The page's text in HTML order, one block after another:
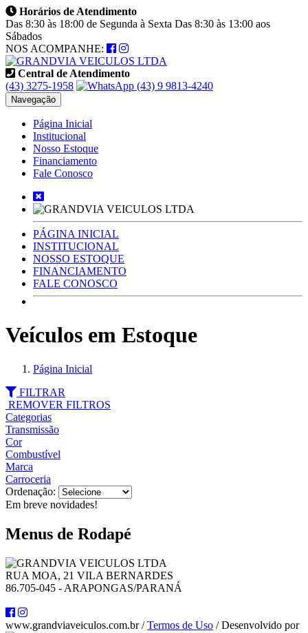
Horários de Atendimento
Das 8:30 às 18:00 de Segunda à Sexta Das 8:30 às 13:00 aos
Sábados
NOS ACOMPANHE:
Central de Atendimento
(43) 3275-1958
(43) 9 9813-4240
Navegação
Página Inicial
Institucional
Nosso Estoque
Financiamento
Fale Conosco
PÁGINA INICIAL
INSTITUCIONAL
NOSSO ESTOQUE
FINANCIAMENTO
FALE CONOSCO
Veículos em Estoque
Página Inicial
FILTRAR
REMOVER FILTROS
Categorias
Transmissão
Cor
Combustível
Marca
Carroceria
Ordenação:
Em breve novidades!
Menus de Rodapé
RUA MOA, 21 VILA BERNARDES
86.705-045 - ARAPONGAS/PARANÁ
www.grandviaveiculos.com.br /Termos de Uso / Desenvolvido por